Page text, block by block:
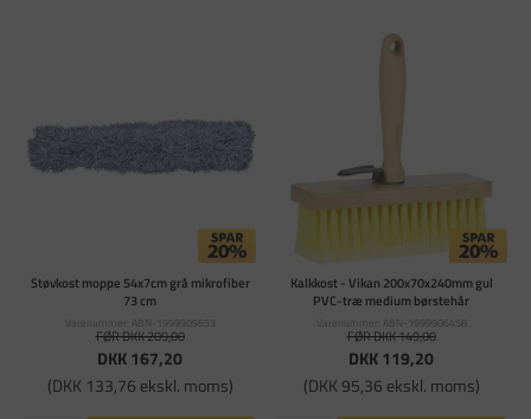
Støvkost moppe 54x7cm grå mikrofiber
73 cm
Varenummer: ABN-1999909653
FØR DKK 209,00
DKK 167,20
(DKK 133,76 ekskl. moms)
Kalkkost - Vikan 200x70x240mm gul
PVC-træ medium børstehår
Varenummer: ABN-1999906458
FØR DKK 149,00
DKK 119,20
(DKK 95,36 ekskl. moms)